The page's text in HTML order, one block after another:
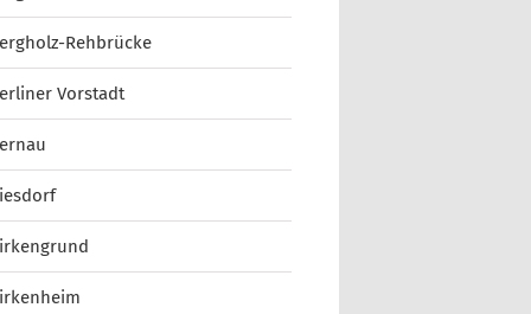
Rehbrücke
Vorstadt